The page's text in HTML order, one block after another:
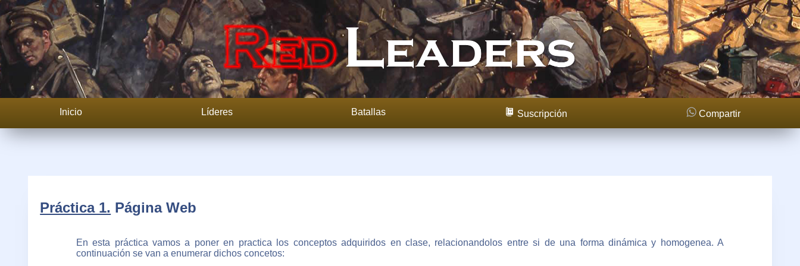
Inicio Líderes Batallas Suscripción Compartir
Práctica 1. Página Web
En esta práctica vamos a poner en practica los conceptos adquiridos en clase, relacionandolos entre si de una forma dinámica y homogenea. A
continuación se van a enumerar dichos concetos: